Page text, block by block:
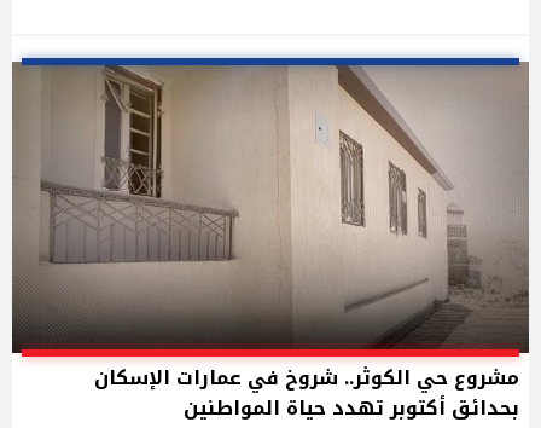
مشروع حي الكوثر.. شروخ في عمارات الإسكان
بحدائق أكتوبر تهدد حياة المواطنين